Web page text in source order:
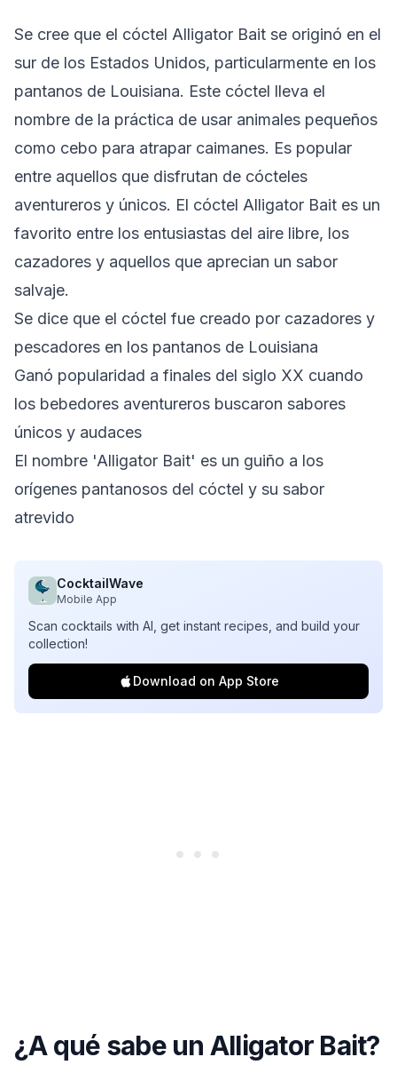
Se cree que el cóctel Alligator Bait se originó en el
sur de los Estados Unidos, particularmente en los
pantanos de Louisiana. Este cóctel lleva el
nombre de la práctica de usar animales pequeños
como cebo para atrapar caimanes. Es popular
entre aquellos que disfrutan de cócteles
aventureros y únicos. El cóctel Alligator Bait es un
favorito entre los entusiastas del aire libre, los
cazadores y aquellos que aprecian un sabor
salvaje.
Se dice que el cóctel fue creado por cazadores y
pescadores en los pantanos de Louisiana
Ganó popularidad a finales del siglo XX cuando
los bebedores aventureros buscaron sabores
únicos y audaces
El nombre 'Alligator Bait' es un guiño a los
orígenes pantanosos del cóctel y su sabor
atrevido
CocktailWave
Mobile App
Scan cocktails with AI, get instant recipes, and build your
collection!
Download on App Store
¿A qué sabe un Alligator Bait?